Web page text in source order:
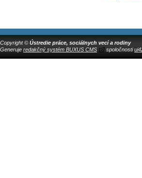
Copyright © Ústredie práce, sociálnych vecí a rodiny
Generuje redakčný systém BUXUS CMS spoločnosti